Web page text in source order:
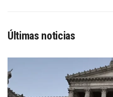
Últimas noticias